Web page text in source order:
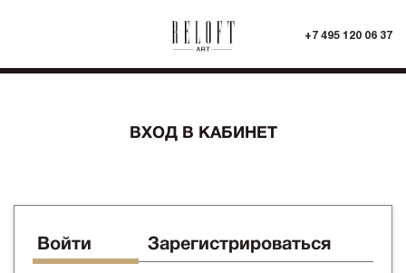
+7 495 120 06 37
ВХОД В КАБИНЕТ
Войти Зарегистрироваться